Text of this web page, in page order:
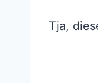
Tja,